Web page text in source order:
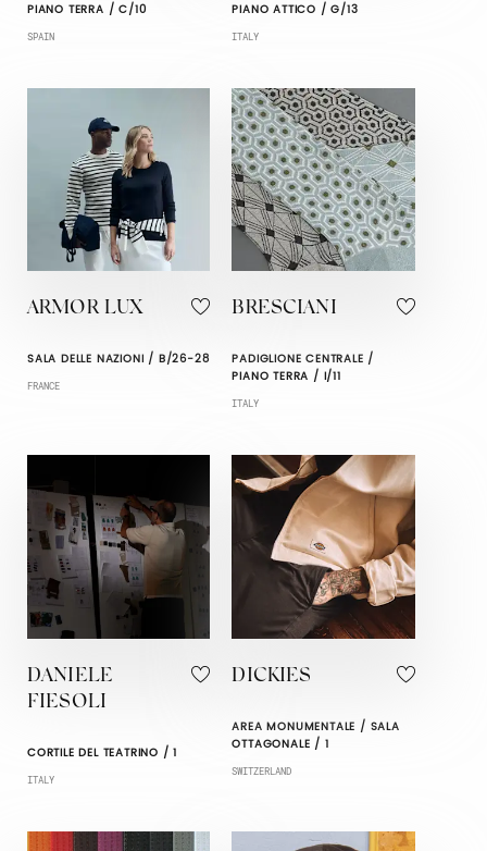
PIANO TERRA / C/10
SPAIN
PIANO ATTICO / G/13
ITALY
ARMOR LUX
SALA DELLE NAZIONI / B/26-28
FRANCE
BRESCIANI
PADIGLIONE CENTRALE /
PIANO TERRA / I/11
ITALY
DANIELE
FIESOLI
CORTILE DEL TEATRINO / 1
ITALY
DICKIES
AREA MONUMENTALE / SALA
OTTAGONALE / 1
SWITZERLAND